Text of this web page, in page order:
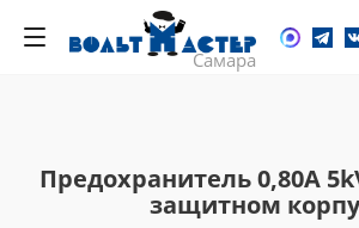
Предохранитель 0,80A
защитном